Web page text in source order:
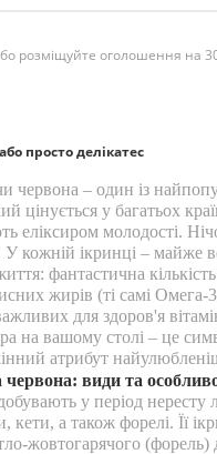
розміщуйте оголошення на
просто делікатес
червона – один із
цінується у багатьох
еліксиром молодості.
кожній ікринці – майже
фантастична
жирів (ті самі
для здоров'я
на вашому столі – це
атрибут
червона: види та
у період нересту
кети, а також форелі. Її
жовтогарячого